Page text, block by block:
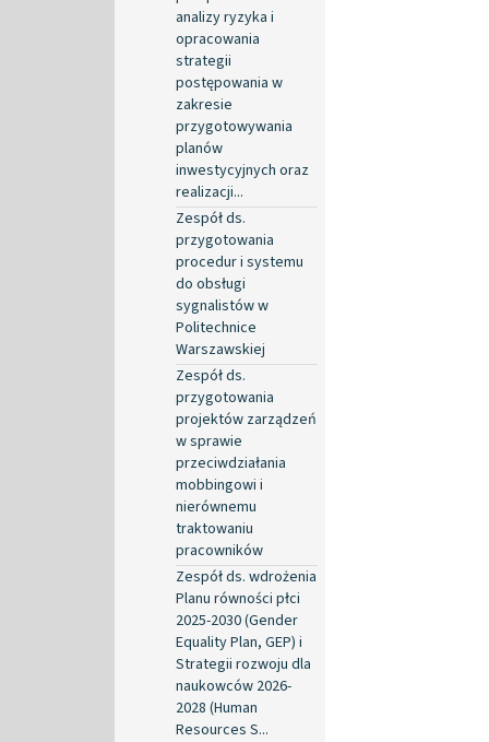
analizy ryzyka i
opracowania
strategii
postępowania w
zakresie
przygotowywania
planów
inwestycyjnych oraz
realizacji...
Zespół ds.
przygotowania
procedur i systemu
do obsługi
sygnalistów w
Politechnice
Warszawskiej
Zespół ds.
przygotowania
projektów zarządzeń
w sprawie
przeciwdziałania
mobbingowi i
nierównemu
traktowaniu
pracowników
Zespół ds. wdrożenia
Planu równości płci
2025-2030 (Gender
Equality Plan, GEP) i
Strategii rozwoju dla
naukowców 2026-
2028 (Human
Resources S...